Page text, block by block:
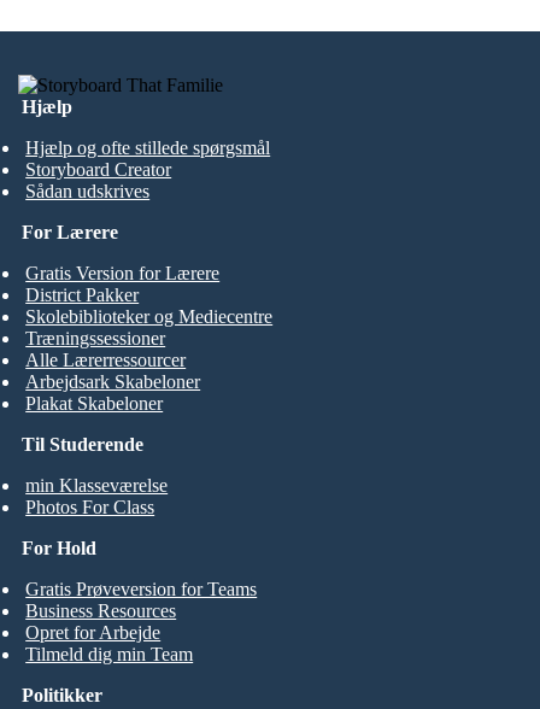
Hjælp
Hjælp og ofte stillede spørgsmål
Storyboard Creator
Sådan udskrives
Til Studerende
min Klasseværelse
Photos For Class
For Lærere
Gratis Version for Lærere
District Pakker
Skolebiblioteker og Mediecentre
Træningssessioner
Alle Lærerressourcer
Arbejdsark Skabeloner
Plakat Skabeloner
For Hold
Gratis Prøveversion for Teams
Business Resources
Opret for Arbejde
Tilmeld dig min Team
Politikker